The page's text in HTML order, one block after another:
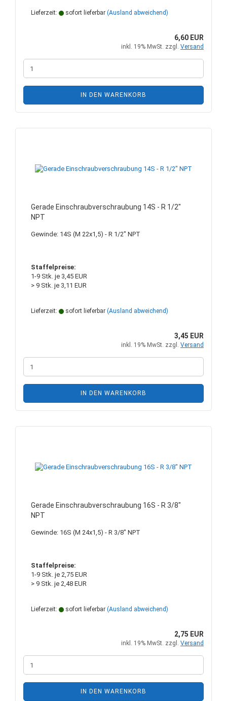
Lieferzeit: sofort lieferbar (Ausland abweichend)
6,60 EUR
inkl. 19% MwSt. zzgl. Versand
IN DEN WARENKORB
Gerade Einschraubverschraubung 14S - R 1/2"
NPT
Gewinde: 14S (M 22x1,5) - R 1/2" NPT
Staffelpreise:
1-9 Stk. je 3,45 EUR
> 9 Stk. je 3,11 EUR
Lieferzeit: sofort lieferbar (Ausland abweichend)
3,45 EUR
inkl. 19% MwSt. zzgl. Versand
IN DEN WARENKORB
Gerade Einschraubverschraubung 16S - R 3/8"
NPT
Gewinde: 16S (M 24x1,5) - R 3/8" NPT
Staffelpreise:
1-9 Stk. je 2,75 EUR
> 9 Stk. je 2,48 EUR
Lieferzeit: sofort lieferbar (Ausland abweichend)
2,75 EUR
inkl. 19% MwSt. zzgl. Versand
IN DEN WARENKORB